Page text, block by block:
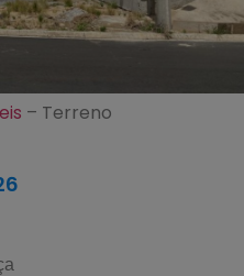
– Terreno